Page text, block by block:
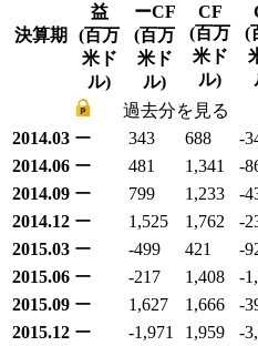
決算期
益
(百万
米ド
ル)
ーCF
(百万
米ド
ル)
CF
(百万
米ド
ル)
(
過去分を見る
2014.03 ー 343 688 -
2014.06 ー 481 1,341 -
2014.09 ー 799 1,233 -
2014.12 ー 1,525 1,762 -
2015.03 ー -499 421 -
2015.06 ー -217 1,408 -
2015.09 ー 1,627 1,666 -
2015.12 ー -1,971 1,959 -